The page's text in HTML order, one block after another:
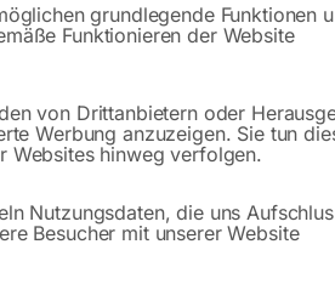
Sie haben
Gerne
Anfrageformular
grundlegende Funktionen
Funktionieren der Website
von Drittanbietern oder
Werbung anzuzeigen. Sie tun
Websites hinweg verfolgen.
Nutzungsdaten, die uns
Besucher mit unserer Website